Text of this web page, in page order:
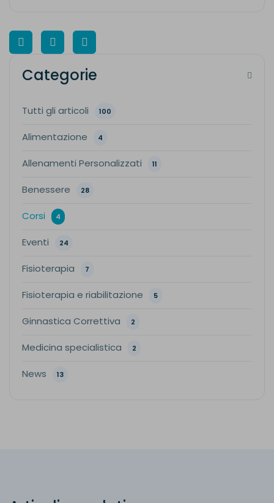
Categorie
Tutti gli articoli 100
Alimentazione 4
Allenamenti Personalizzati 11
Benessere 28
Corsi 4
Eventi 24
Fisioterapia 7
Fisioterapia e riabilitazione 5
Ginnastica Correttiva 2
Medicina specialistica 2
News 13